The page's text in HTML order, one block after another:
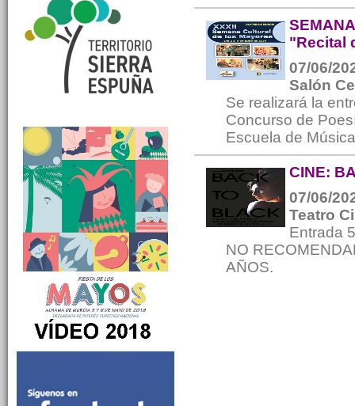
"Recital
07/06/
Salón
Se realizará la
Concurso de
Escuela de
CINE:
07/06/
Teatro
Entrada
NO
AÑOS.